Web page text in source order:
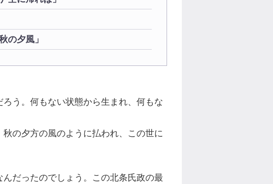
の夕風」
う。何もない状態から生まれ、何もな
の夕方の風のように払われ、この世に
だったのでしょう。この北条氏政の最